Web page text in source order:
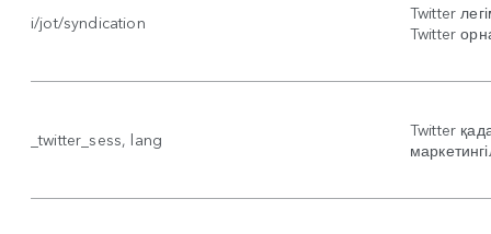
i/jot/syndication
Twitter
Twitter
_twitter_sess, lang
Twitter